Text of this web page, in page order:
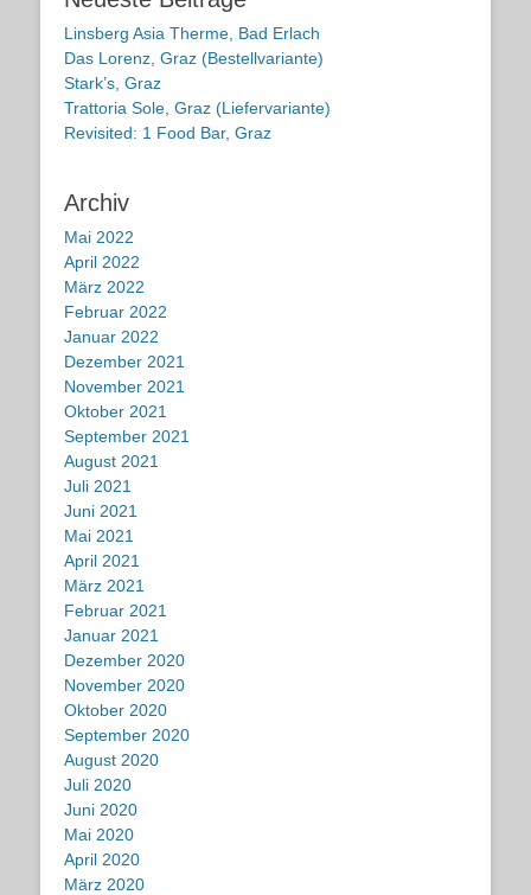
Linsberg Asia Therme, Bad Erlach
Das Lorenz, Graz (Bestellvariante)
Stark’s, Graz
Trattoria Sole, Graz (Liefervariante)
Revisited: 1 Food Bar, Graz
Archiv
Mai 2022
April 2022
März 2022
Februar 2022
Januar 2022
Dezember 2021
November 2021
Oktober 2021
September 2021
August 2021
Juli 2021
Juni 2021
Mai 2021
April 2021
März 2021
Februar 2021
Januar 2021
Dezember 2020
November 2020
Oktober 2020
September 2020
August 2020
Juli 2020
Juni 2020
Mai 2020
April 2020
März 2020